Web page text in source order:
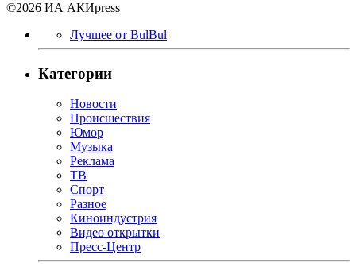
©2026 ИА АКИpress
Лучшее от BulBul
Категории
Новости
Происшествия
Юмор
Музыка
Реклама
ТВ
Спорт
Разное
Киноиндустрия
Видео открытки
Пресс-Центр